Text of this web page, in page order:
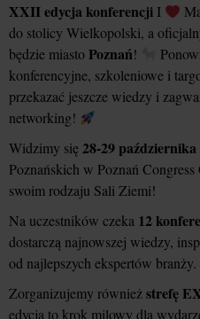
XXII edycja konferencji I
do stolicy Wielkopolski, a
będzie miasto Poznań!
konferencyjne, szkoleniowe i
przekazać jeszcze wiedzy i
networking!
Widzimy się28-29 października
Poznańskich w Poznań
swoim rodzaju Sali Ziemi!
Na uczestników czeka 12
dostarczą najnowszej wiedzy,
od najlepszych ekspertów branży.
Zorganizujemy równieżstrefę
edycja to krok milowy dla